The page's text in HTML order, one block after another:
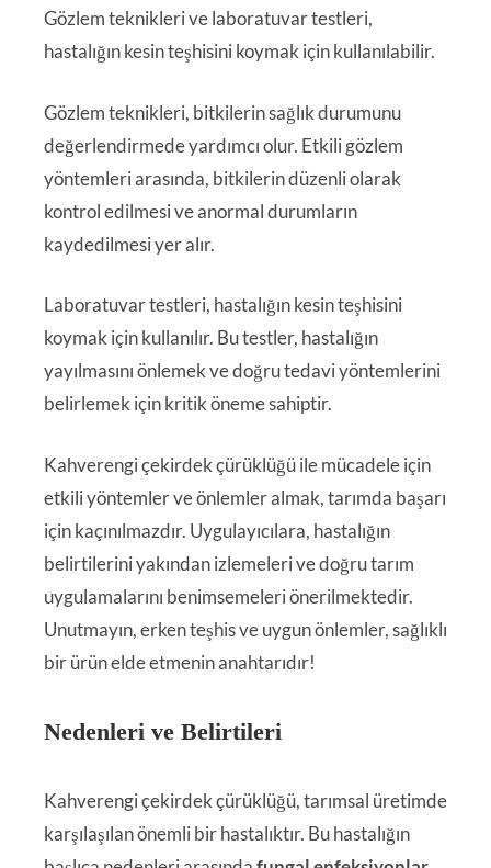
Gözlem teknikleri ve laboratuvar testleri,
hastalığın kesin teşhisini koymak için kullanılabilir.
Gözlem teknikleri, bitkilerin sağlık durumunu
değerlendirmede yardımcı olur. Etkili gözlem
yöntemleri arasında, bitkilerin düzenli olarak
kontrol edilmesi ve anormal durumların
kaydedilmesi yer alır.
Laboratuvar testleri, hastalığın kesin teşhisini
koymak için kullanılır. Bu testler, hastalığın
yayılmasını önlemek ve doğru tedavi yöntemlerini
belirlemek için kritik öneme sahiptir.
Kahverengi çekirdek çürüklüğü ile mücadele için
etkili yöntemler ve önlemler almak, tarımda başarı
için kaçınılmazdır. Uygulayıcılara, hastalığın
belirtilerini yakından izlemeleri ve doğru tarım
uygulamalarını benimsemeleri önerilmektedir.
Unutmayın, erken teşhis ve uygun önlemler, sağlıklı
bir ürün elde etmenin anahtarıdır!
Nedenleri ve Belirtileri
Kahverengi çekirdek çürüklüğü, tarımsal üretimde
karşılaşılan önemli bir hastalıktır. Bu hastalığın